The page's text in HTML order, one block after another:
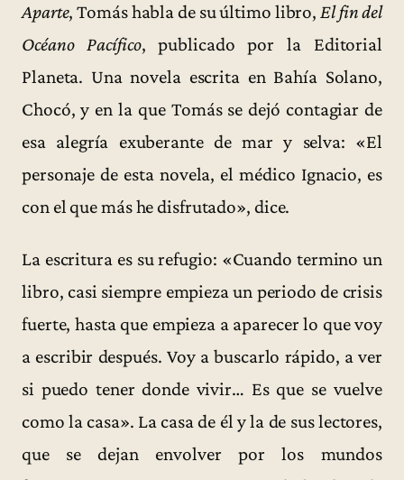
Aparte, Tomás habla de su último libro,El fin del
Océano Pacífico, publicado por la Editorial
Planeta. Una novela escrita en Bahía Solano,
Chocó, y en la que Tomás se dejó contagiar de
esa alegría exuberante de mar y selva: «El
personaje de esta novela, el médico Ignacio, es
con el que más he disfrutado», dice.
La escritura es su refugio: «Cuando termino un
libro, casi siempre empieza un periodo de crisis
fuerte, hasta que empieza a aparecer lo que voy
a escribir después. Voy a buscarlo rápido, a ver
si puedo tener donde vivir… Es que se vuelve
como la casa». La casa de él y la de sus lectores,
que se dejan envolver por los mundos